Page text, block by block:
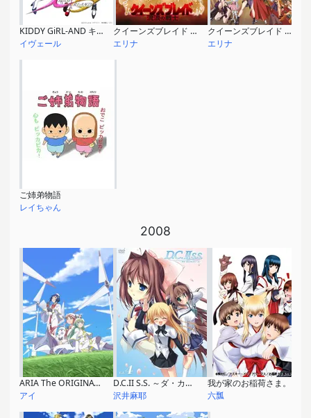
KIDDY GiRL-AND キディ・ガーランド
イヴェール
クイーンズブレイド 流浪の戦士
エリナ
クイーンズブレイド 玉座を継ぐ者
エリナ
ご姉弟物語
レイちゃん
2008
ARIA The ORIGINATION
アイ
D.C.II S.S. ～ダ・カーポII セカンドシーズン～
沢井麻耶
我が家のお稲荷さま。
六瓢